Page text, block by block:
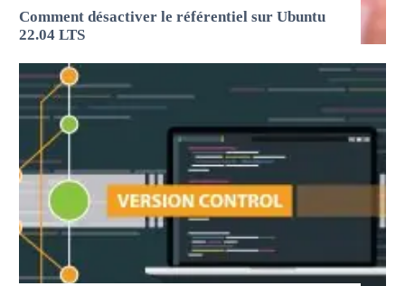
Comment désactiver le référentiel sur Ubuntu
22.04 LTS